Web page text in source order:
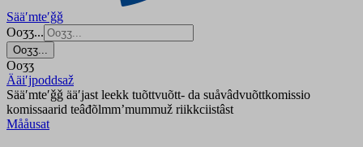
Sääʹmteʹǧǧ
Ooʒʒ...
Ooʒʒ...
Ooʒʒ
Ääiʹjpoddsaž
Sääʹmteʹǧǧ ääʹjast leekk tuõttvuõtt- da suåvâdvuõttkomissio
komissaarid teâđõlmmʼmummuž riikkciistâst
Mååusat